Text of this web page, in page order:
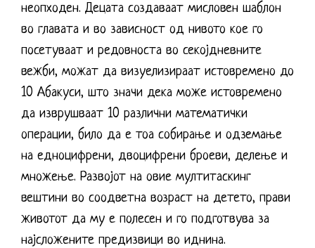
неопходен. Децата создаваат мисловен шаблон
во главата и во зависност од нивото кое го
посетуваат и редовноста во секојдневните
вежби, можат да визуелизираат истовремено до
10 Абакуси, што значи дека може истовремено
да изврушваат 10 различни математички
операции, било да е тоа собирање и одземање
на едноцифрени, двоцифрени броеви, делење и
множење. Развојот на овие мултитаскинг
вештини во соодветна возраст на детето, прави
животот да му е полесен и го подготвува за
најсложените предизвици во иднина.